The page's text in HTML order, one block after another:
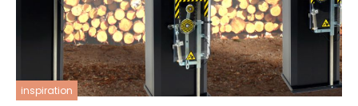
inspiration